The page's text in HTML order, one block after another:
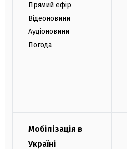
Прямий ефір
Відеоновини
Аудіоновини
Погода
Мобілізація в
Україні